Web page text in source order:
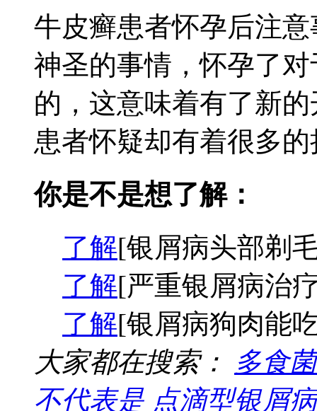
牛皮癣患者怀孕后注
神圣的事情，怀孕了
的，这意味着有了新
患者怀疑却有着很多
你是不是想了解：
了解[银屑病头部剃
了解[严重银屑病治
了解[银屑病狗肉能
大家都在搜索：
多食
不代表是 点滴型银屑